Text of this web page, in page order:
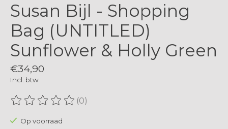
Susan Bijl - Shopping
Bag (UNTITLED)
Sunflower & Holly Green
€34,90
Incl. btw
De beoordeling van dit product is
(0)
Op voorraad